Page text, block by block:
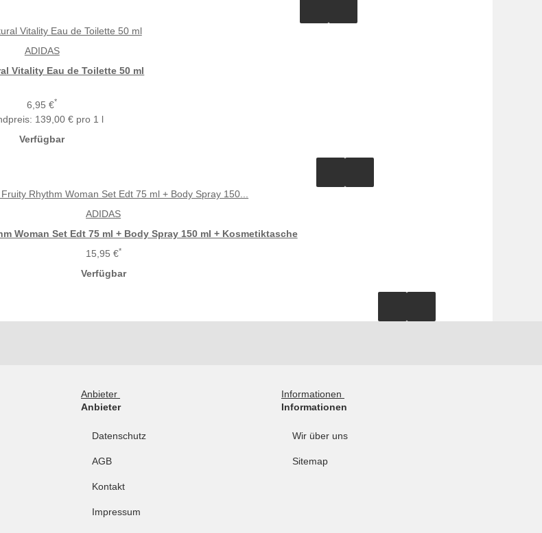
Vitality Eau de Toilette 50 ml
6,95 €*
139,00 € pro 1 l
Verfügbar
ADIDAS
Woman Set Edt 75 ml + Body Spray 150 mI + Kosmetiktasche
15,95 €*
Verfügbar
ADIDAS
Anbieter
Anbieter
Datenschutz
AGB
Kontakt
Impressum
Informationen
Informationen
Wir über uns
Sitemap